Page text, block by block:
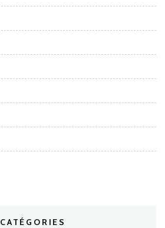
CATÉGORIES